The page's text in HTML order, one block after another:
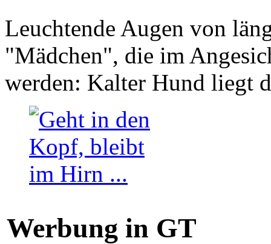
Leuchtende Augen von
"Mädchen", die im
werden: Kalter Hund liegt
Werbung in GT